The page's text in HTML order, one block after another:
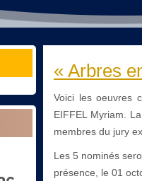
« Arbres
Voici les oeuvres
EIFFEL Myriam.
membres du jury
Les 5 nominés
présence, le 01